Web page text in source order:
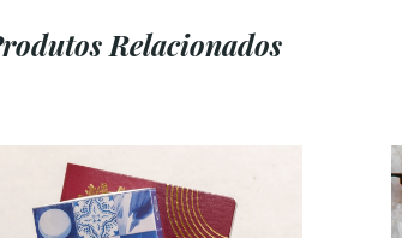
Relacionados